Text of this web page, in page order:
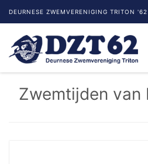
DEURNESE ZWEMVERENIGING TRITON '62
Zwemtijden van